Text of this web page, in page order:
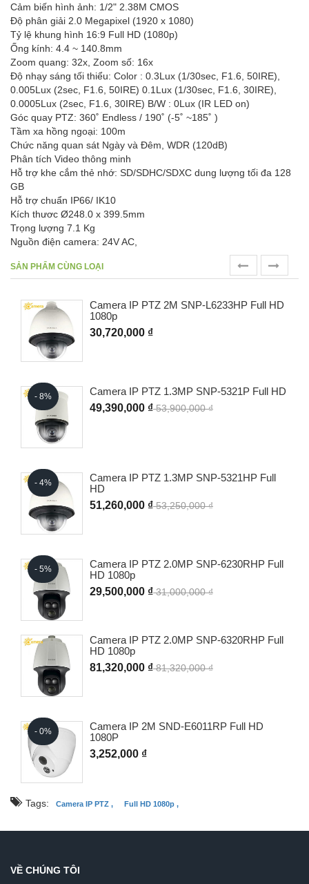
Cảm biến hình ảnh: 1/2" 2.38M CMOS
Độ phân giải 2.0 Megapixel (1920 x 1080)
Tỷ lệ khung hình 16:9 Full HD (1080p)
Ống kính: 4.4 ~ 140.8mm
Zoom quang: 32x, Zoom số: 16x
Độ nhạy sáng tối thiểu: Color : 0.3Lux (1/30sec, F1.6, 50IRE),
0.005Lux (2sec, F1.6, 50IRE) 0.1Lux (1/30sec, F1.6, 30IRE),
0.0005Lux (2sec, F1.6, 30IRE) B/W : 0Lux (IR LED on)
Góc quay PTZ: 360˚ Endless / 190˚ (-5˚ ~185˚ )
Tầm xa hồng ngoại: 100m
Chức năng quan sát Ngày và Đêm, WDR (120dB)
Phân tích Video thông minh
Hỗ trợ khe cắm thẻ nhớ: SD/SDHC/SDXC dung lượng tối đa 128
GB
Hỗ trợ chuẩn IP66/ IK10
Kích thươc Ø248.0 x 399.5mm
Trọng lượng 7.1 Kg
Nguồn điện camera: 24V AC,
SẢN PHẨM CÙNG LOẠI
Camera IP PTZ 2M SNP-L6233HP Full HD
1080p
30,720,000 ₫
- 8%
Camera IP PTZ 1.3MP SNP-5321P Full HD
49,390,000 ₫53,900,000 ₫
- 4%
Camera IP PTZ 1.3MP SNP-5321HP Full
HD
51,260,000 ₫53,250,000 ₫
- 5%
Camera IP PTZ 2.0MP SNP-6230RHP Full
HD 1080p
29,500,000 ₫31,000,000 ₫
Camera IP PTZ 2.0MP SNP-6320RHP Full
HD 1080p
81,320,000 ₫81,320,000 ₫
- 0%
Camera IP 2M SND-E6011RP Full HD
1080P
3,252,000 ₫
Tags: Camera IP PTZ , Full HD 1080p ,
VỀ CHÚNG TÔI